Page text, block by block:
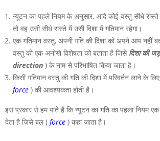
न्यूटन का पहले नियम के अनुसार, अदि कोई वस्तु सीधे रास्ते
तो वह उसी सीधे रास्ते में उसी दिशा में गतिमान रहेगा।
एक गतिमान वस्तु, अपनी गति की दिशा को अपने आप नहीं
वस्तु की एक अनोखे विशेषता को बताता है जिसे दिशा की
direction ) के नाम से परिभाषित किया जाता है।
किसी गतिमान वस्तु की गति की दिशा में परिवर्तन लाने के
force ) की आवश्यकता होती है।
इस प्रकार से हम पाते हैं कि न्यूटन का गति का पहला नियम एक
देता है जिसे बल ( force ) कहा जाता है।